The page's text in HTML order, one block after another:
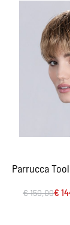
Parrucca
€150,00€